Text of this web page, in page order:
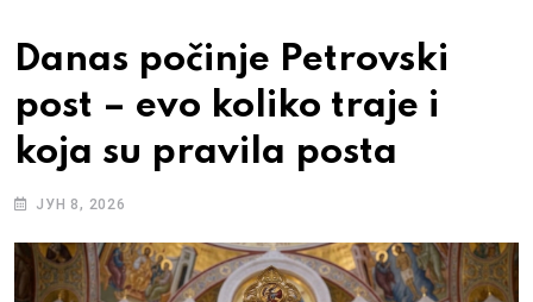
O NAMA
Danas počinje Petrovski
post – evo koliko traje i
koja su pravila posta
ЈУН 8, 2026